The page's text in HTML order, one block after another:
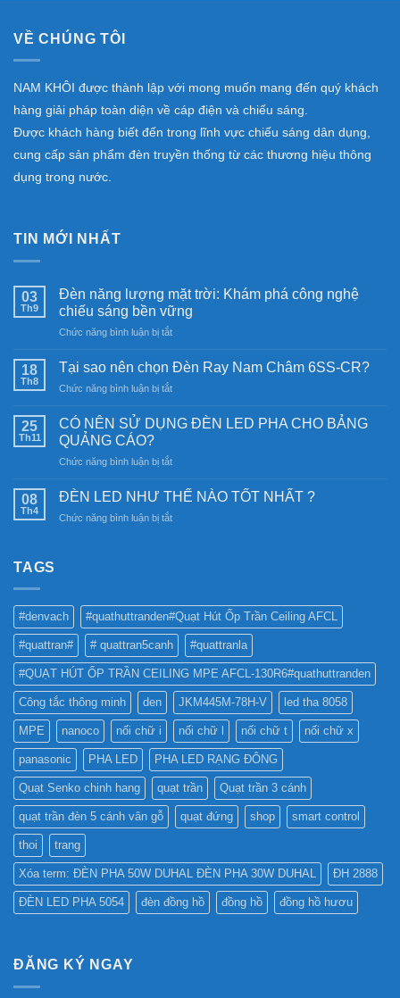
VỀ CHÚNG TÔI
NAM KHÔI được thành lập với mong muốn mang đến quý khách
hàng giải pháp toàn diện về cáp điện và chiếu sáng.
Được khách hàng biết đến trong lĩnh vực chiếu sáng dân dụng,
cung cấp sản phẩm đèn truyền thống từ các thương hiệu thông
dụng trong nước.
TIN MỚI NHẤT
03
Th9
Đèn năng lượng mặt trời: Khám phá công nghệ
chiếu sáng bền vững
Chức năng bình luận bị tắtở
năng
mặt
Khám
nghệ
sáng
18
Th8
Tại sao nên chọn Đèn Ray Nam Châm 6SS-CR?
Chức năng bình luận bị tắtở
sao
Đèn
Nam
6SS-
25
Th11
CÓ NÊN SỬ DỤNG ĐÈN LED PHA CHO BẢNG
QUẢNG CÁO?
Chức năng bình luận bị tắtở
NÊN
DỤNG
QUẢNG
CÁO?
08
Th4
ĐÈN LED NHƯ THẾ NÀO TỐT NHẤT ?
Chức năng bình luận bị tắtở
TỐT
NHẤT
?
TAGS
#denvach #quathuttranden#Quạt Hút Ốp Trần Ceiling AFCL
#quattran# # quattran5canh #quattranla
#QUẠT HÚT ỐP TRẦN CEILING MPE AFCL-130R6#quathuttranden
Công tắc thông minh den JKM445M-78H-V led tha 8058
MPE nanoco nối chữ i nối chữ l nối chữ t nối chữ x
panasonic PHA LED PHA LED RẠNG ĐÔNG
Quạt Senko chinh hang quạt trần Quạt trần 3 cánh
quạt trần đèn 5 cánh vân gỗ quạt đứng shop smart control
thoi trang
Xóa term: ĐÈN PHA 50W DUHAL ĐÈN PHA 30W DUHAL ĐH 2888
ĐÈN LED PHA 5054 đèn đồng hồ đồng hồ đồng hồ hươu
ĐĂNG KÝ NGAY